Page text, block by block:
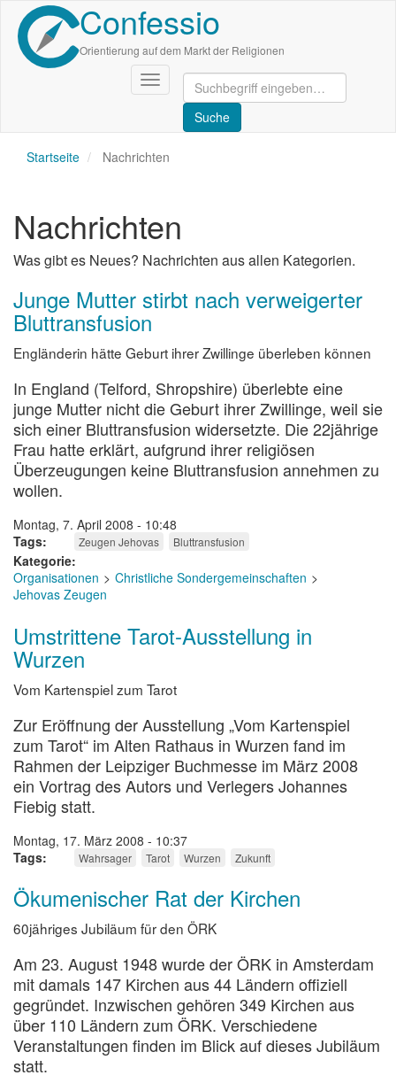
Direkt
zum
Inhalt
Confessio
Orientierung auf dem Markt der Religionen
Navigation
aktivieren/deaktivieren
Startseite Nachrichten
Nachrichten
Was gibt es Neues? Nachrichten aus allen Kategorien.
Junge Mutter stirbt nach verweigerter
Bluttransfusion
Engländerin hätte Geburt ihrer Zwillinge überleben können
In England (Telford, Shropshire) überlebte eine
junge Mutter nicht die Geburt ihrer Zwillinge, weil sie
sich einer Bluttransfusion widersetzte. Die 22jährige
Frau hatte erklärt, aufgrund ihrer religiösen
Überzeugungen keine Bluttransfusion annehmen zu
wollen.
Montag, 7. April 2008 - 10:48
Tags
Zeugen Jehovas Bluttransfusion
Kategorie
Organisationen
Christliche Sondergemeinschaften
Jehovas Zeugen
Umstrittene Tarot-Ausstellung in
Wurzen
Vom Kartenspiel zum Tarot
Zur Eröffnung der Ausstellung „Vom Kartenspiel
zum Tarot“ im Alten Rathaus in Wurzen fand im
Rahmen der Leipziger Buchmesse im März 2008
ein Vortrag des Autors und Verlegers Johannes
Fiebig statt.
Montag, 17. März 2008 - 10:37
Tags
Wahrsager Tarot Wurzen Zukunft
Ökumenischer Rat der Kirchen
60jähriges Jubiläum für den ÖRK
Am 23. August 1948 wurde der ÖRK in Amsterdam
mit damals 147 Kirchen aus 44 Ländern offiziell
gegründet. Inzwischen gehören 349 Kirchen aus
über 110 Ländern zum ÖRK. Verschiedene
Veranstaltungen finden im Blick auf dieses Jubiläum
statt.